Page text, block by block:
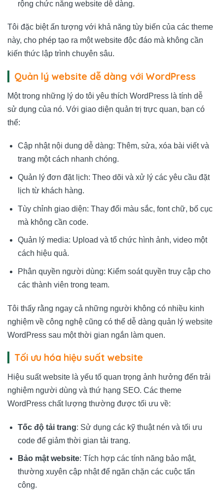
rộng chức năng website dễ dàng.
Tôi đặc biệt ấn tượng với khả năng tùy biến của các theme
này, cho phép tạo ra một website độc đáo mà không cần
kiến thức lập trình chuyên sâu.
Quản lý website dễ dàng với WordPress
Một trong những lý do tôi yêu thích WordPress là tính dễ
sử dụng của nó. Với giao diện quản trị trực quan, bạn có
thể:
Cập nhật nội dung dễ dàng: Thêm, sửa, xóa bài viết và
trang một cách nhanh chóng.
Quản lý đơn đặt lịch: Theo dõi và xử lý các yêu cầu đặt
lịch từ khách hàng.
Tùy chỉnh giao diện: Thay đổi màu sắc, font chữ, bố cục
mà không cần code.
Quản lý media: Upload và tổ chức hình ảnh, video một
cách hiệu quả.
Phân quyền người dùng: Kiểm soát quyền truy cập cho
các thành viên trong team.
Tôi thấy rằng ngay cả những người không có nhiều kinh
nghiệm về công nghệ cũng có thể dễ dàng quản lý website
WordPress sau một thời gian ngắn làm quen.
Tối ưu hóa hiệu suất website
Hiệu suất website là yếu tố quan trọng ảnh hưởng đến trải
nghiệm người dùng và thứ hạng SEO. Các theme
WordPress chất lượng thường được tối ưu về:
Tốc độ tải trang: Sử dụng các kỹ thuật nén và tối ưu
code để giảm thời gian tải trang.
Bảo mật website: Tích hợp các tính năng bảo mật,
thường xuyên cập nhật để ngăn chặn các cuộc tấn
công.